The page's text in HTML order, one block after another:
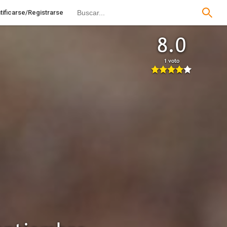
Registrarse
8.0
1 voto